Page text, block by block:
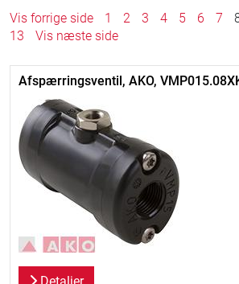
Vis forrige side 1 2 3 4 5 6 7
13
Vis næste side
Afspærringsventil, AKO,